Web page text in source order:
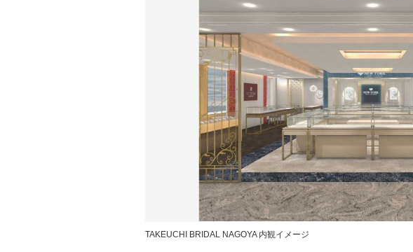
TAKEUCHI BRIDAL NAGOYA 内観イメージ